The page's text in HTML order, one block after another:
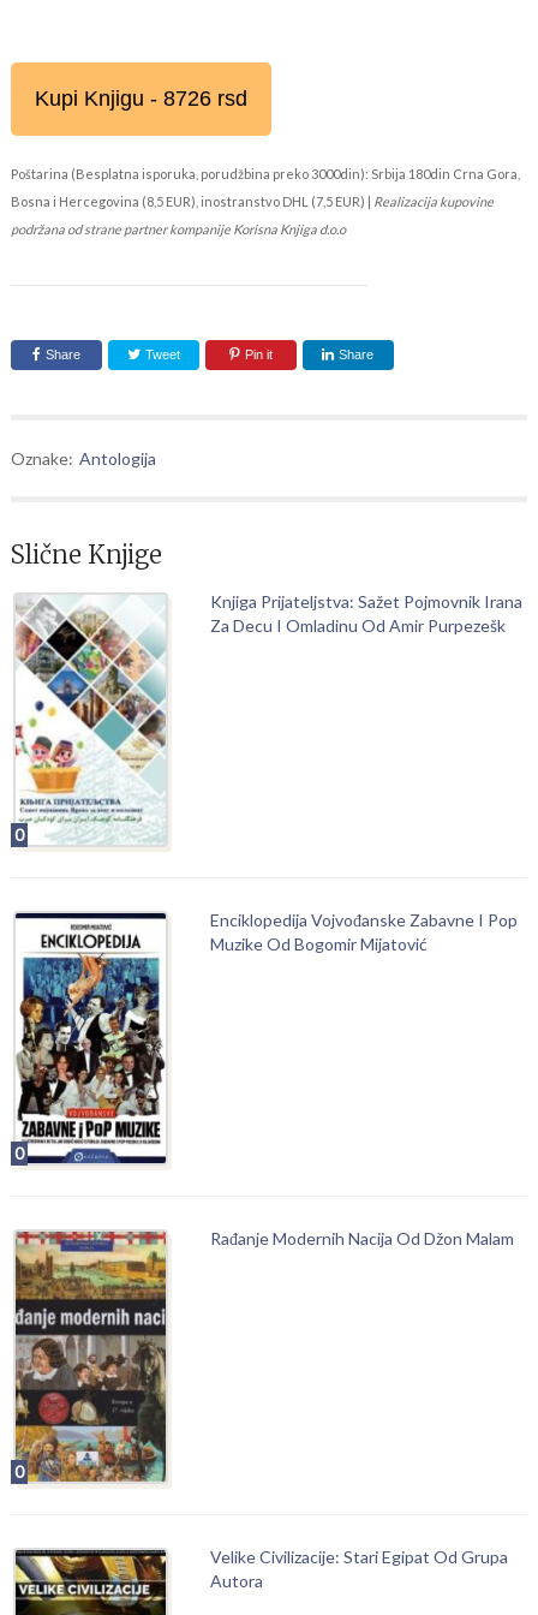
Kupi Knjigu - 8726 rsd
Poštarina (Besplatna isporuka, porudžbina preko 3000din): Srbija 180din Crna Gora,
Bosna i Hercegovina (8,5 EUR), inostranstvo DHL (7,5 EUR) | Realizacija kupovine
podržana od strane partner kompanije Korisna Knjiga d.o.o
Share Tweet Pin it Share
Oznake: Antologija
Slične Knjige
0
Knjiga Prijateljstva: Sažet Pojmovnik Irana
Za Decu I Omladinu Od Amir Purpezešk
0
Enciklopedija Vojvođanske Zabavne I Pop
Muzike Od Bogomir Mijatović
0
Rađanje Modernih Nacija Od Džon Malam
Velike Civilizacije: Stari Egipat Od Grupa
Autora